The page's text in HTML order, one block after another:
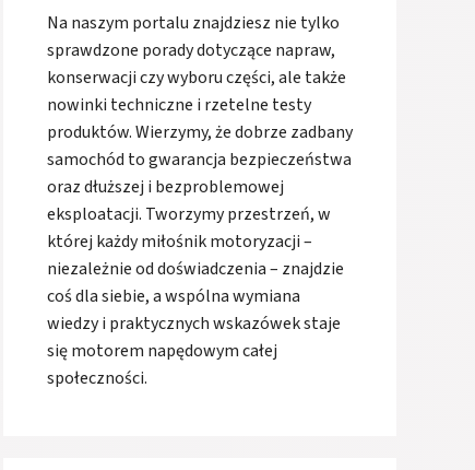
Na naszym portalu znajdziesz nie tylko
sprawdzone porady dotyczące napraw,
konserwacji czy wyboru części, ale także
nowinki techniczne i rzetelne testy
produktów. Wierzymy, że dobrze zadbany
samochód to gwarancja bezpieczeństwa
oraz dłuższej i bezproblemowej
eksploatacji. Tworzymy przestrzeń, w
której każdy miłośnik motoryzacji –
niezależnie od doświadczenia – znajdzie
coś dla siebie, a wspólna wymiana
wiedzy i praktycznych wskazówek staje
się motorem napędowym całej
społeczności.